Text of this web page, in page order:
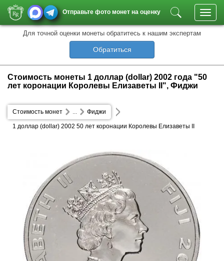
Отправьте фото монет на оценку
Для точной оценки монеты обратитесь к нашим экспертам
Обратиться
Стоимость монеты 1 доллар (dollar) 2002 года "50
лет коронации Королевы Елизаветы II", Фиджи
Стоимость монет Фиджи
...
1 доллар (dollar) 2002 50 лет коронации Королевы Елизаветы II